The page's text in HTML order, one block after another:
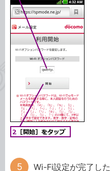
Wi-Fi設定が完了した